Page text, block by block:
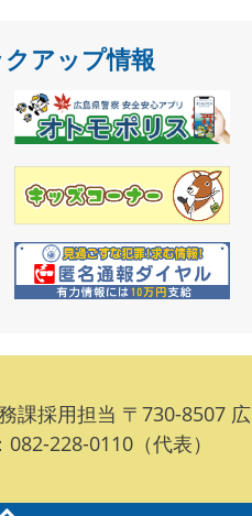
アップ情報
課採用担当 〒730-8507 広
228-0110（代表）